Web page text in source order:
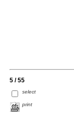
5 / 55
select
print